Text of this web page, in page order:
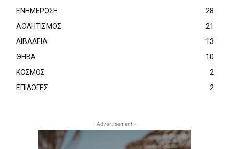
ΕΝΗΜΕΡΩΣΗ
28
ΑΘΛΗΤΙΣΜΟΣ
21
ΛΙΒΑΔΕΙΑ
13
ΘΗΒΑ
10
ΚΟΣΜΟΣ
2
ΕΠΙΛΟΓΕΣ
2
- Advertisement -